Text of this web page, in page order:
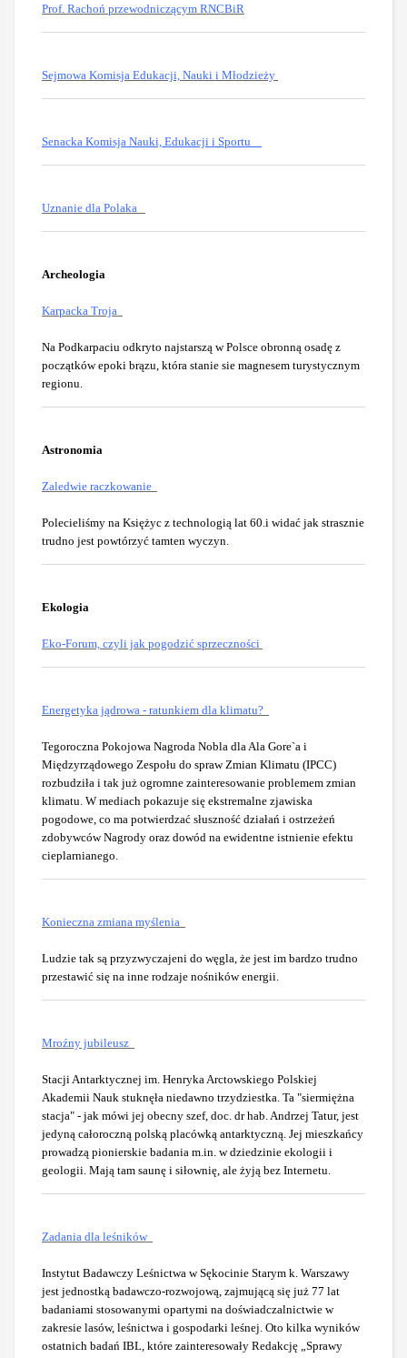
Prof. Rachoń przewodniczącym RNCBiR
Sejmowa Komisja Edukacji, Nauki i Młodzieży
Senacka Komisja Nauki, Edukacji i Sportu
Uznanie dla Polaka
Archeologia
Karpacka Troja
Na Podkarpaciu odkryto najstarszą w Polsce obronną osadę z
początków epoki brązu, która stanie sie magnesem turystycznym
regionu.
Astronomia
Zaledwie raczkowanie
Polecieliśmy na Księżyc z technologią lat 60.i widać jak strasznie
trudno jest powtórzyć tamten wyczyn
Ekologia
Eko-Forum, czyli jak pogodzić sprzeczności
Energetyka jądrowa - ratunkiem dla klimatu?
Tegoroczna Pokojowa Nagroda Nobla dla Ala Gore`a i
Międzyrządowego Zespołu do spraw Zmian Klimatu (IPCC)
rozbudziła i tak już ogromne zainteresowanie problemem zmian
klimatu. W mediach pokazuje się ekstremalne zjawiska
pogodowe, co ma potwierdzać słuszność działań i ostrzeżeń
zdobywców Nagrody oraz dowód na ewidentne istnienie efektu
cieplarnianego.
Konieczna zmiana myślenia
Ludzie tak są przyzwyczajeni do węgla, że jest im bardzo trudno
przestawić się na inne rodzaje nośników energii.
Mroźny jubileusz
Stacji Antarktycznej im. Henryka Arctowskiego Polskiej
Akademii Nauk stuknęła niedawno trzydziestka. Ta "siermiężna
stacja" - jak mówi jej obecny szef, doc. dr hab. Andrzej Tatur, jest
jedyną całoroczną polską placówką antarktyczną. Jej mieszkańcy
prowadzą pionierskie badania m.in. w dziedzinie ekologii i
geologii. Mają tam saunę i siłownię, ale żyją bez Internetu.
Zadania dla leśników
Instytut Badawczy Leśnictwa w Sękocinie Starym k. Warszawy
jest jednostką badawczo-rozwojową, zajmującą się już 77 lat
badaniami stosowanymi opartymi na doświadczalnictwie w
zakresie lasów, leśnictwa i gospodarki leśnej. Oto kilka wyników
ostatnich badań IBL, które zainteresowały Redakcję „Sprawy